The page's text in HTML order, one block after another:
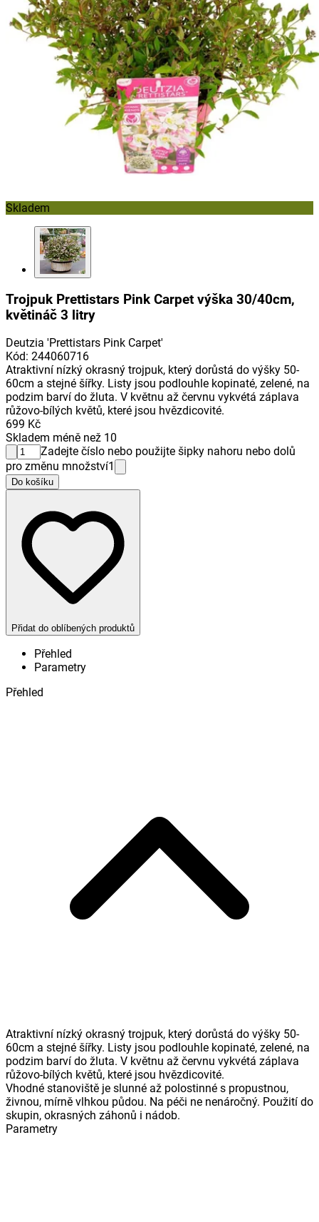
Skladem
Trojpuk Prettistars Pink Carpet výška 30/40cm,
květináč 3 litry
Deutzia 'Prettistars Pink Carpet'
Kód: 244060716
Atraktivní nízký okrasný trojpuk, který dorůstá do výšky 50-
60cm a stejné šířky. Listy jsou podlouhle kopinaté, zelené, na
podzim barví do žluta. V květnu až červnu vykvétá záplava
růžovo-bílých květů, které jsou hvězdicovité.
699 Kč
Skladem méně než 10
Zadejte číslo nebo použijte šipky nahoru nebo dolů
pro změnu množství1
Do košíku
Přidat do oblíbených produktů
Přehled
Parametry
Přehled
Atraktivní nízký okrasný trojpuk, který dorůstá do výšky 50-
60cm a stejné šířky. Listy jsou podlouhle kopinaté, zelené, na
podzim barví do žluta. V květnu až červnu vykvétá záplava
růžovo-bílých květů, které jsou hvězdicovité.
Vhodné stanoviště je slunné až polostinné s propustnou,
živnou, mírně vlhkou půdou. Na péči ne nenáročný. Použití do
skupin, okrasných záhonů i nádob.
Parametry